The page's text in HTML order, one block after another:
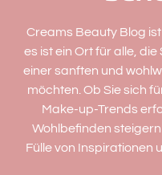
Creams Beauty Blog
es ist ein Ort für alle,
einer sanften und
möchten. Ob Sie sich
Make-up-Trends
Wohlbefinden
Fülle von Inspirationen